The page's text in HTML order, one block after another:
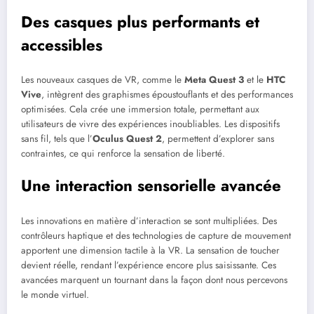
Des casques plus performants et
accessibles
Les nouveaux casques de VR, comme le Meta Quest 3 et le HTC
Vive, intègrent des graphismes époustouflants et des performances
optimisées. Cela crée une immersion totale, permettant aux
utilisateurs de vivre des expériences inoubliables. Les dispositifs
sans fil, tels que l’Oculus Quest 2, permettent d’explorer sans
contraintes, ce qui renforce la sensation de liberté.
Une interaction sensorielle avancée
Les innovations en matière d’interaction se sont multipliées. Des
contrôleurs haptique et des technologies de capture de mouvement
apportent une dimension tactile à la VR. La sensation de toucher
devient réelle, rendant l’expérience encore plus saisissante. Ces
avancées marquent un tournant dans la façon dont nous percevons
le monde virtuel.